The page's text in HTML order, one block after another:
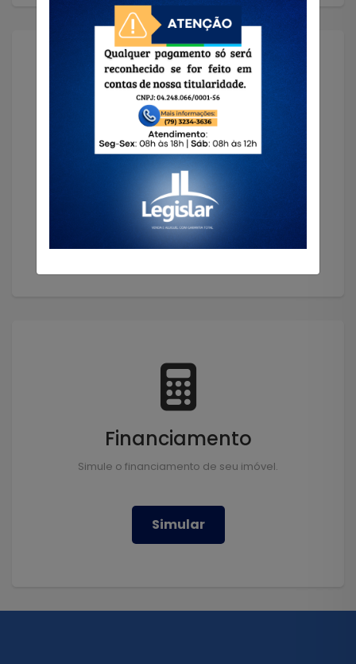
Solicitar Imóvel
Encontramos o imóvel que você precisa!
Solicitar
Financiamento
Simule o financiamento de seu imóvel.
Simular